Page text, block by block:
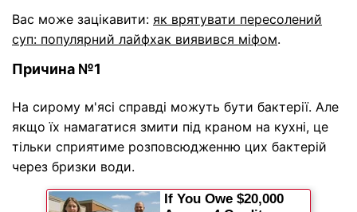
Вас може зацікавити: як врятувати пересолений
суп: популярний лайфхак виявився міфом.
Причина №1
На сирому м'ясі справді можуть бути бактерії. Але
якщо їх намагатися змити під краном на кухні, це
тільки сприятиме розповсюдженню цих бактерій
через бризки води.